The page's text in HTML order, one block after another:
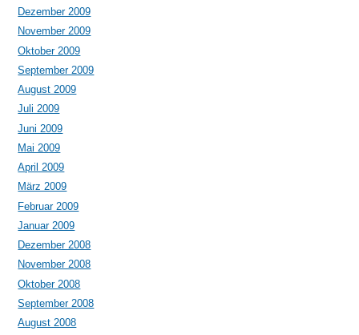
Dezember 2009
November 2009
Oktober 2009
September 2009
August 2009
Juli 2009
Juni 2009
Mai 2009
April 2009
März 2009
Februar 2009
Januar 2009
Dezember 2008
November 2008
Oktober 2008
September 2008
August 2008